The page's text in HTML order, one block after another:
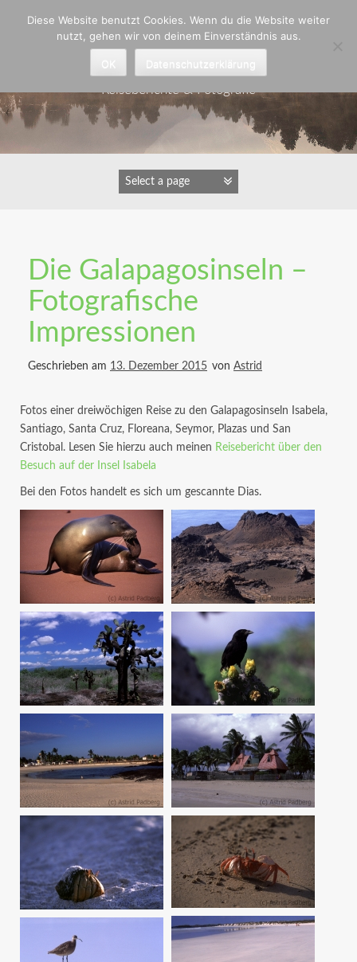
Astrid Padberg
Reiseberichte & Fotografie
Die Galapagosinseln –
Fotografische
Impressionen
Geschrieben am 13. Dezember 2015 von Astrid
Fotos einer dreiwöchigen Reise zu den Galapagosinseln Isabela,
Santiago, Santa Cruz, Floreana, Seymor, Plazas und San
Cristobal. Lesen Sie hierzu auch meinen Reisebericht über den
Besuch auf der Insel Isabela
Bei den Fotos handelt es sich um gescannte Dias.
Diese Website benutzt Cookies. Wenn du die Website weiter
nutzt, gehen wir von deinem Einverständnis aus.